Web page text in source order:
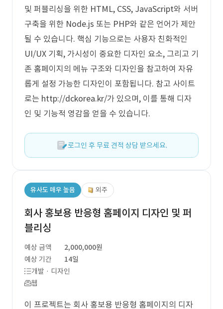
및 퍼블리싱을 위한 HTML, CSS, JavaScript와 서버
구축을 위한 Node.js 또는 PHP와 같은 언어가 제안
될 수 있습니다. 핵심 기능으로는 사용자 친화적인
UI/UX 기획, 가시성이 중요한 디자인 요소, 그리고 기
존 홈페이지의 메뉴 구조와 디자인을 참고하여 자유
롭게 설정 가능한 디자인이 포함됩니다. 참고 사이트
로는 http://dckorea.kr/가 있으며, 이를 통해 디자
인 및 기능적 영감을 얻을 수 있습니다.
로그인 후 무료 견적 상담 받으세요.
유사도 매우 높음 외주
회사 홍보용 반응형 홈페이지 디자인 및 퍼
블리싱
예상 금액
2,000,000원
예상 기간
14일
개발 · 디자인
웹
이 프로젝트는 회사 홍보용 반응형 홈페이지의 디자